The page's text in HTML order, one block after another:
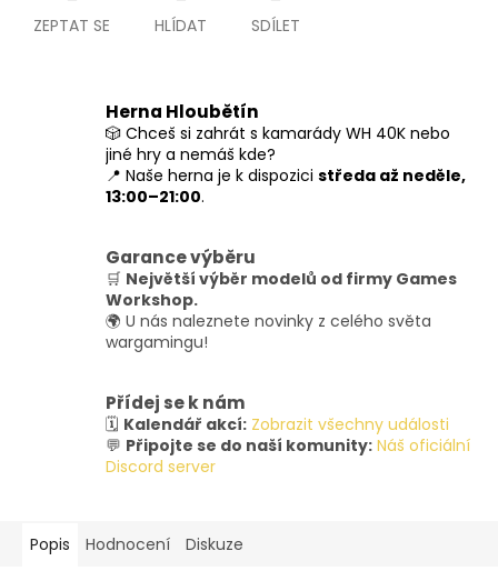
ZEPTAT SE HLÍDAT SDÍLET
Herna Hloubětín
🎲 Chceš si zahrát s kamarády WH 40K nebo
jiné hry a nemáš kde?
📍 Naše herna je k dispozici středa až neděle,
13:00–21:00.
Garance výběru
🛒 Největší výběr modelů od firmy Games
Workshop.
🌍 U nás naleznete novinky z celého světa
wargamingu!
Přídej se k nám
🗓️ Kalendář akcí: Zobrazit všechny události
💬 Připojte se do naší komunity: Náš oficiální
Discord server
Popis Hodnocení Diskuze